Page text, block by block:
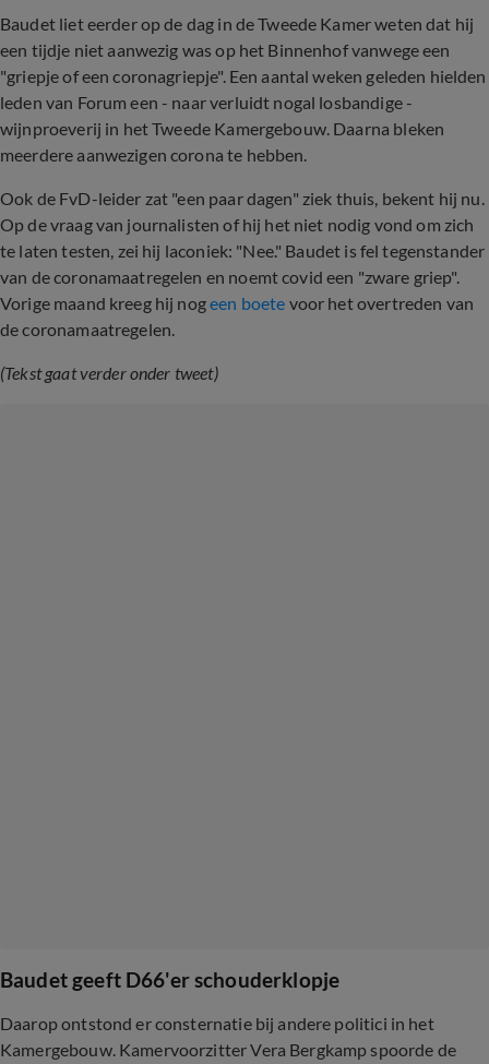
Baudet liet eerder op de dag in de Tweede Kamer weten dat hij
een tijdje niet aanwezig was op het Binnenhof vanwege een
"griepje of een coronagriepje". Een aantal weken geleden hielden
leden van Forum een - naar verluidt nogal losbandige -
wijnproeverij in het Tweede Kamergebouw. Daarna bleken
meerdere aanwezigen corona te hebben.
Ook de FvD-leider zat "een paar dagen" ziek thuis, bekent hij nu.
Op de vraag van journalisten of hij het niet nodig vond om zich
te laten testen, zei hij laconiek: "Nee." Baudet is fel tegenstander
van de coronamaatregelen en noemt covid een "zware griep".
Vorige maand kreeg hij nogeen boete voor het overtreden van
de coronamaatregelen.
(Tekst gaat verder onder tweet)
Baudet geeft D66'er schouderklopje
Daarop ontstond er consternatie bij andere politici in het
Kamergebouw. Kamervoorzitter Vera Bergkamp spoorde de